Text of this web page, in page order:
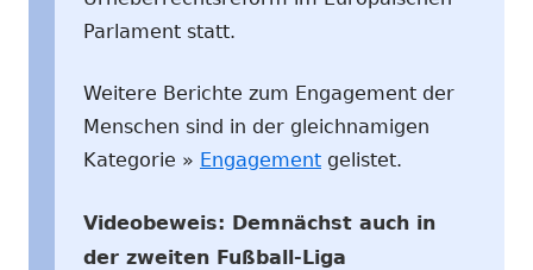
Parlament statt.
Weitere Berichte zum Engagement der
Menschen sind in der gleichnamigen
Kategorie » Engagement gelistet.
Videobeweis: Demnächst auch in
der zweiten Fußball-Liga